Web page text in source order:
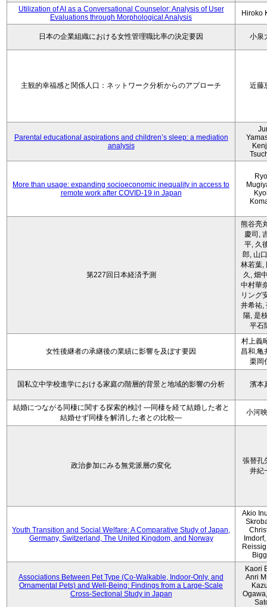
Utilization of AI as a Conversational Counselor: Analysis of User
Evaluations through Morphological Analysis
Hiroko
日本の企業組織における女性管理職比率の決定要因 小泉
主観的幸福感と関係人口：ネットワーク分析からのアプローチ 近藤
Parental educational aspirations and children’s sleep: a mediation
analysis
More than usage: expanding socioeconomic inequality in access to
remote work after COVID-19 in Japan
第227回日本経済予測
熊谷亮
慶司,
平, 久
郎, 山
林若葉,
久, 畑
中村華
リング
井希祐,
陽, 是
平石
女性後継者の承継後の業績に影響を及ぼす要因
村上義
昌和,亀
栗岡
国私立中学校進学における家庭の階層的背景と地域的影響の分析 濱本
結婚につながる同棲に関する探索的検討 ―同棲を経て結婚した者と
結婚せず同棲を解消した者との比較―
小河
政治参加にみる無党派層の変化
張替孔
井紀
Youth Transition and Social Welfare: A Comparative Study of Japan,
Germany, Switzerland, The United Kingdom, and Norway
Akio
Associations Between Pet Type (Co-Walkable, Indoor-Only, and
Ornamental Pets) and Well-Being: Findings from a Large-Scale
Cross-Sectional Study in Japan
Kaori
Anri